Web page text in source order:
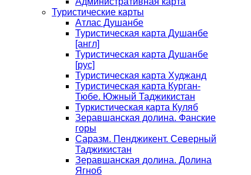
Туристические карты
Атлас Душанбе
Туристическая карта Душанбе
[англ]
Туристическая карта Душанбе
[рус]
Туристическая карта Худжанд
Туристическая карта Курган-
Тюбе. Южный Таджикистан
Туркистическая карта Куляб
Зеравшанская долина. Фанские
горы
Саразм. Пенджикент. Северный
Таджикистан
Зеравшанская долина. Долина
Ягноб